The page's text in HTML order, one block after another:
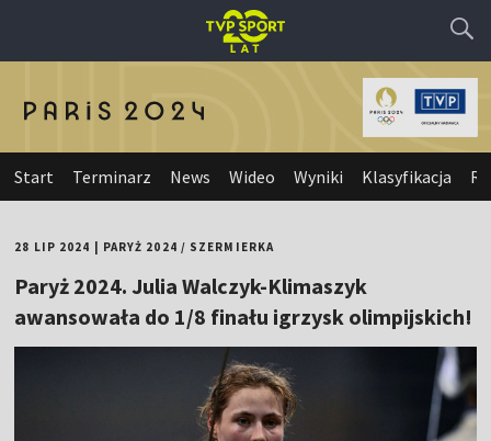
Start Terminarz News Wideo Wyniki Klasyfikacja
28 LIP 2024 PARYŻ 2024 / SZERMIERKA
Paryż 2024. Julia Walczyk-Klimaszyk
awansowała do 1/8 finału igrzysk olimpijskich!